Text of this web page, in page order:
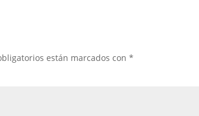
están marcados con*